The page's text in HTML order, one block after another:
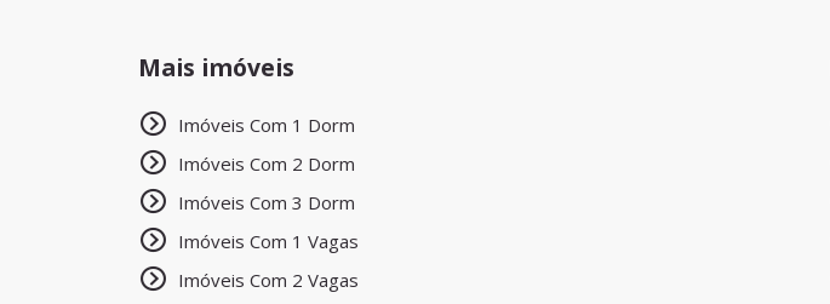
Mais imóveis
Imóveis Com 1 Dorm
Imóveis Com 2 Dorm
Imóveis Com 3 Dorm
Imóveis Com 1 Vagas
Imóveis Com 2 Vagas